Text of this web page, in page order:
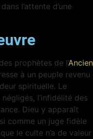
l’attente d’une
prophètes de l’Ancien
à un peuple revenu
spirituelle. Le
l’infidélité des
Dieu y apparaît
comme un juge fidèle
le culte n’a de valeur